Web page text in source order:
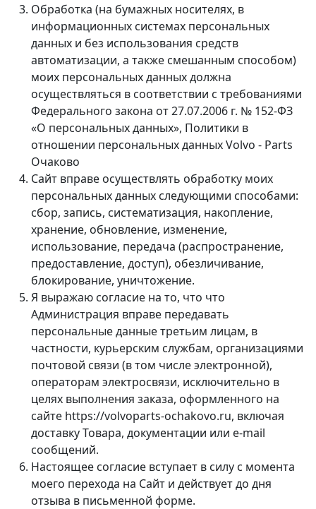
Обработка (на бумажных носителях, в
информационных системах персональных
данных и без использования средств
автоматизации, а также смешанным способом)
моих персональных данных должна
осуществляться в соответствии с требованиями
Федерального закона от 27.07.2006 г. № 152-ФЗ
«О персональных данных», Политики в
отношении персональных данных Volvo - Parts
Очаково
Сайт вправе осуществлять обработку моих
персональных данных следующими способами:
сбор, запись, систематизация, накопление,
хранение, обновление, изменение,
использование, передача (распространение,
предоставление, доступ), обезличивание,
блокирование, уничтожение.
Я выражаю согласие на то, что что
Администрация вправе передавать
персональные данные третьим лицам, в
частности, курьерским службам, организациями
почтовой связи (в том числе электронной),
операторам электросвязи, исключительно в
целях выполнения заказа, оформленного на
сайте https://volvoparts-ochakovo.ru, включая
доставку Товара, документации или e-mail
сообщений.
Настоящее согласие вступает в силу с момента
моего перехода на Сайт и действует до дня
отзыва в письменной форме.